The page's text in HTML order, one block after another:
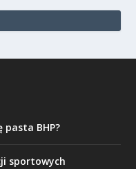
pasta BHP?
sportowych